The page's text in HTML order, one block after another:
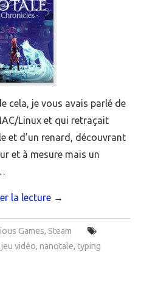
cela, je vous avais parlé de
Linux et qui retraçait
et d’un renard, découvrant
et à mesure mais un
la lecture →
Games, Steam
jeu vidéo,nanotale, typing